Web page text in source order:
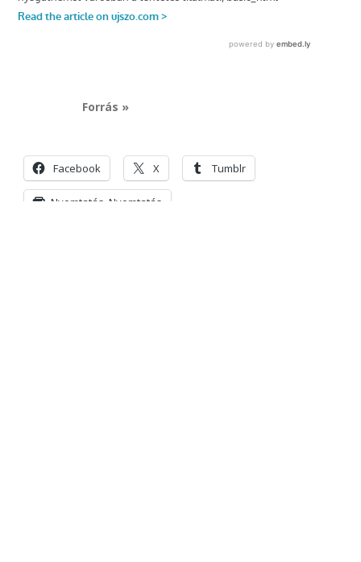
Forrás »
Facebook X Tumblr
Nyomtatás Nyomtatás